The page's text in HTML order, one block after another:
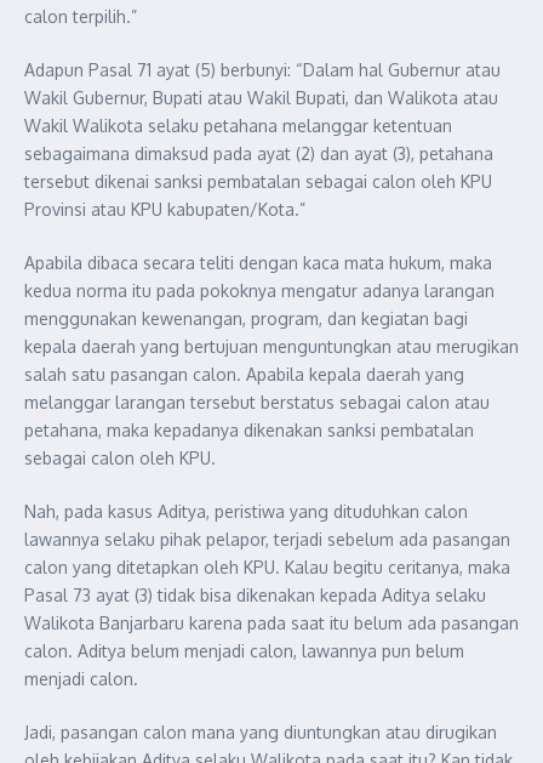
calon terpilih.”
Adapun Pasal 71 ayat (5) berbunyi: “Dalam hal Gubernur atau
Wakil Gubernur, Bupati atau Wakil Bupati, dan Walikota atau
Wakil Walikota selaku petahana melanggar ketentuan
sebagaimana dimaksud pada ayat (2) dan ayat (3), petahana
tersebut dikenai sanksi pembatalan sebagai calon oleh KPU
Provinsi atau KPU kabupaten/Kota.”
Apabila dibaca secara teliti dengan kaca mata hukum, maka
kedua norma itu pada pokoknya mengatur adanya larangan
menggunakan kewenangan, program, dan kegiatan bagi
kepala daerah yang bertujuan menguntungkan atau merugikan
salah satu pasangan calon. Apabila kepala daerah yang
melanggar larangan tersebut berstatus sebagai calon atau
petahana, maka kepadanya dikenakan sanksi pembatalan
sebagai calon oleh KPU.
Nah, pada kasus Aditya, peristiwa yang dituduhkan calon
lawannya selaku pihak pelapor, terjadi sebelum ada pasangan
calon yang ditetapkan oleh KPU. Kalau begitu ceritanya, maka
Pasal 73 ayat (3) tidak bisa dikenakan kepada Aditya selaku
Walikota Banjarbaru karena pada saat itu belum ada pasangan
calon. Aditya belum menjadi calon, lawannya pun belum
menjadi calon.
Jadi, pasangan calon mana yang diuntungkan atau dirugikan